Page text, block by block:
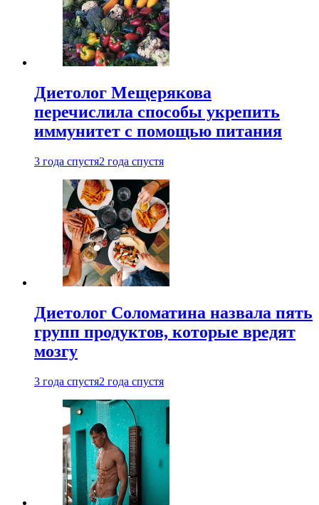
Диетолог Мещерякова
перечислила способы укрепить
иммунитет с помощью питания
3 года спустя2 года спустя
Диетолог Соломатина назвала пять
групп продуктов, которые вредят
мозгу
3 года спустя2 года спустя